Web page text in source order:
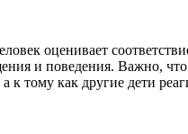
оценивает
и поведения. Важно,
к тому как другие дети